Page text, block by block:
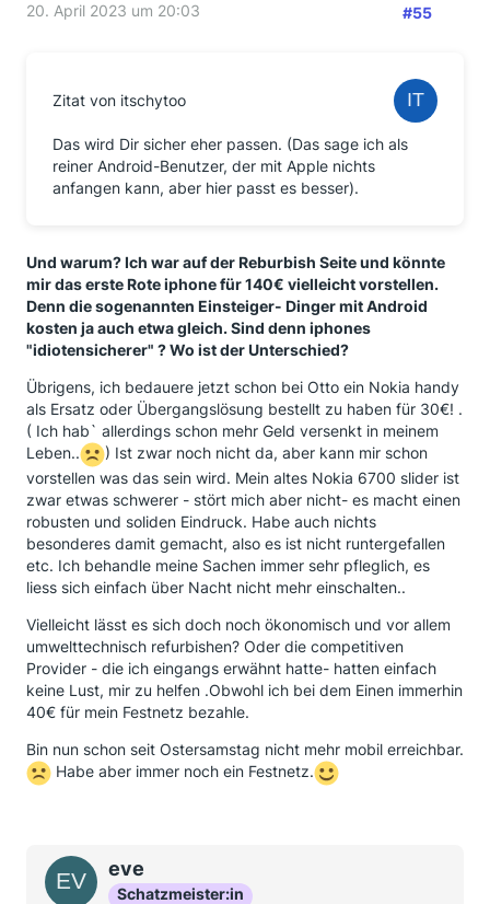
20. April 2023 um 20:03 #55
Zitat von itschytoo
Das wird Dir sicher eher passen. (Das sage ich als
reiner Android-Benutzer, der mit Apple nichts
anfangen kann, aber hier passt es besser).
Und warum? Ich war auf der Reburbish Seite und könnte
mir das erste Rote iphone für 140€ vielleicht vorstellen.
Denn die sogenannten Einsteiger- Dinger mit Android
kosten ja auch etwa gleich. Sind denn iphones
"idiotensicherer" ? Wo ist der Unterschied?
Übrigens, ich bedauere jetzt schon bei Otto ein Nokia handy
als Ersatz oder Übergangslösung bestellt zu haben für 30€! .
( Ich hab` allerdings schon mehr Geld versenkt in meinem
Leben..
) Ist zwar noch nicht da, aber kann mir schon
vorstellen was das sein wird. Mein altes Nokia 6700 slider ist
zwar etwas schwerer - stört mich aber nicht- es macht einen
robusten und soliden Eindruck. Habe auch nichts
besonderes damit gemacht, also es ist nicht runtergefallen
etc. Ich behandle meine Sachen immer sehr pfleglich, es
liess sich einfach über Nacht nicht mehr einschalten..
Vielleicht lässt es sich doch noch ökonomisch und vor allem
umwelttechnisch refurbishen? Oder die competitiven
Provider - die ich eingangs erwähnt hatte- hatten einfach
keine Lust, mir zu helfen .Obwohl ich bei dem Einen immerhin
40€ für mein Festnetz bezahle.
Bin nun schon seit Ostersamstag nicht mehr mobil erreichbar.
Habe aber immer noch ein Festnetz.
eve
Schatzmeister:in